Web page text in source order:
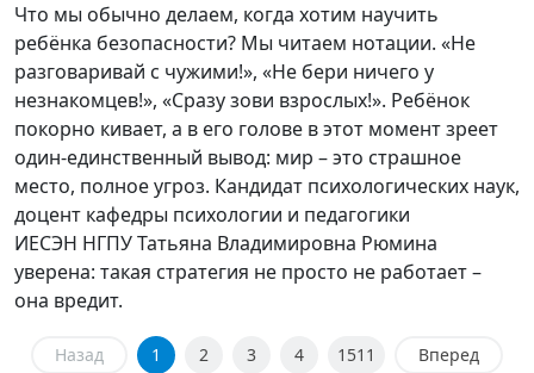
Что мы обычно делаем, когда хотим научить
ребёнка безопасности? Мы читаем нотации. «Не
разговаривай с чужими!», «Не бери ничего у
незнакомцев!», «Сразу зови взрослых!». Ребёнок
покорно кивает, а в его голове в этот момент зреет
один-единственный вывод: мир – это страшное
место, полное угроз. Кандидат психологических наук,
доцент кафедры психологии и педагогики
ИЕСЭН НГПУ Татьяна Владимировна Рюмина
уверена: такая стратегия не просто не работает –
она вредит.
Назад 1 2 3 4 1511 Вперед